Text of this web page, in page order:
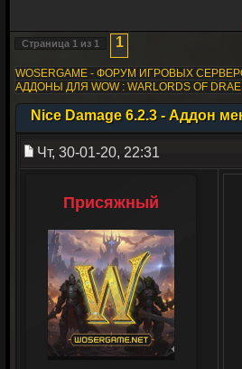
Страница 1 из 1 1
WOSERGAME - ФОРУМ ИГРОВЫХ
АДДОНЫ ДЛЯ WOW : WARLORDS OF
Nice Damage 6.2.3 - Аддон
Чт, 30-01-20, 22:31
Присяжный